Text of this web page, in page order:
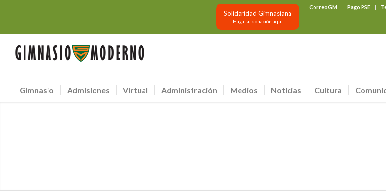
CorreoGM Pago PSE
Solidaridad Gimnasiana
Haga su donación aquí
Gimnasio Admisiones Virtual Administración Medios Noticias Cultura